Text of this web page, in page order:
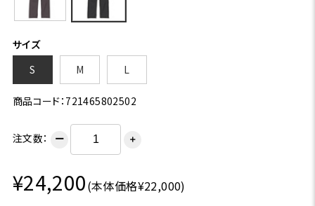
サイズ
S
M L
商品コード：721465802502
注文数： ー ＋
¥24,200(本体価格¥22,000)